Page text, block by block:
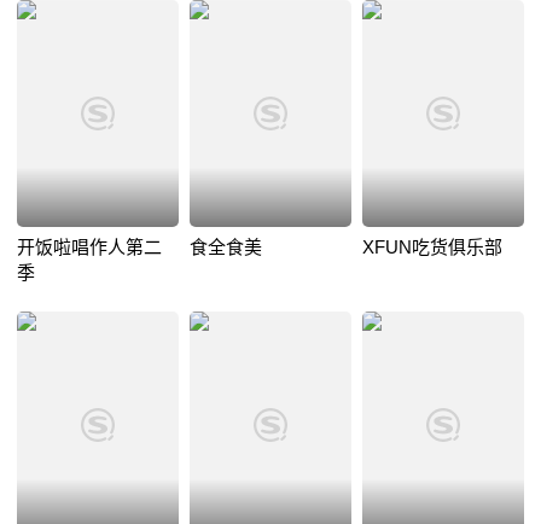
开饭啦唱作人第二
季
食全食美 XFUN吃货俱乐部